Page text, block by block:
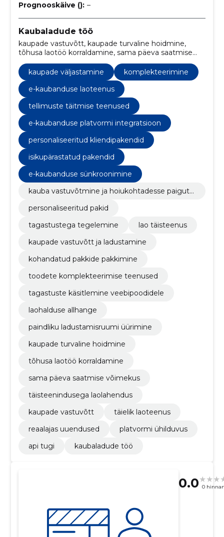
Prognooskäive (): –
Kaubaladude töö
kaupade vastuvõtt, kaupade turvaline hoidmine,
tõhusa laotöö korraldamine, sama päeva saatmise
võimekus, e-kaubanduse platvormi integratsioon,
personaliseeritud kliendipakendid, täisteenindusega
laolahendus, platvormi ühilduvus, reaalajas
uuendused, e-kaubanduse sünkroonimine
kaupade väljastamine
komplekteerimine
e-kaubanduse laoteenus
tellimuste täitmise teenused
e-kaubanduse platvormi integratsioon
personaliseeritud kliendipakendid
isikupärastatud pakendid
e-kaubanduse sünkroonimine
kauba vastuvõtmine ja hoiukohtadesse paiguta
personaliseeritud pakid
tagastustega tegelemine
lao täisteenus
kaupade vastuvõtt ja ladustamine
kohandatud pakkide pakkimine
toodete komplekteerimise teenused
tagastuste käsitlemine veebipoodidele
laohalduse allhange
paindliku ladustamisruumi üürimine
kaupade turvaline hoidmine
tõhusa laotöö korraldamine
sama päeva saatmise võimekus
täisteenindusega laolahendus
kaupade vastuvõtt
täielik laoteenus
reaalajas uuendused
platvormi ühilduvus
api tugi
kaubaladude töö
0.0 0